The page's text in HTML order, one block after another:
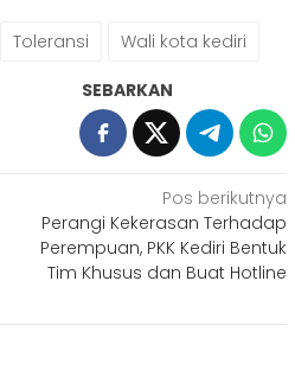
Toleransi Wali kota kediri
SEBARKAN
Pos berikutnya
Perangi Kekerasan Terhadap
Perempuan, PKK Kediri Bentuk
Tim Khusus dan Buat Hotline